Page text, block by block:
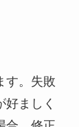
す。失敗
ましく